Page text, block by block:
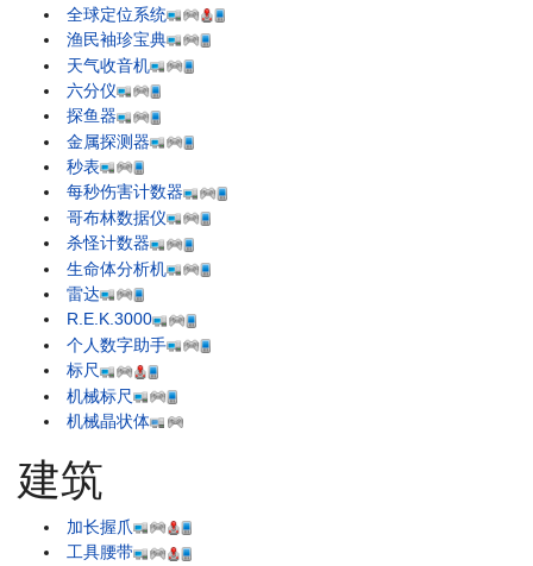
全球定位系统
渔民袖珍宝典
天气收音机
六分仪
探鱼器
金属探测器
秒表
每秒伤害计数器
哥布林数据仪
杀怪计数器
生命体分析机
雷达
R.E.K.3000
个人数字助手
标尺
机械标尺
机械晶状体
建筑
加长握爪
工具腰带